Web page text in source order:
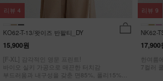
KO62-T-13/왓이즈 반팔티_DY
15,900원
[F-XL] 감각적인 영문 프린트!
바이오 실키 가공으로 매끈한 터치감
부드러움과 내구성을 갖춘 면85%, 폴리15%
리뷰 4
NK62-
17,900
한여
7컬러
리뷰 9